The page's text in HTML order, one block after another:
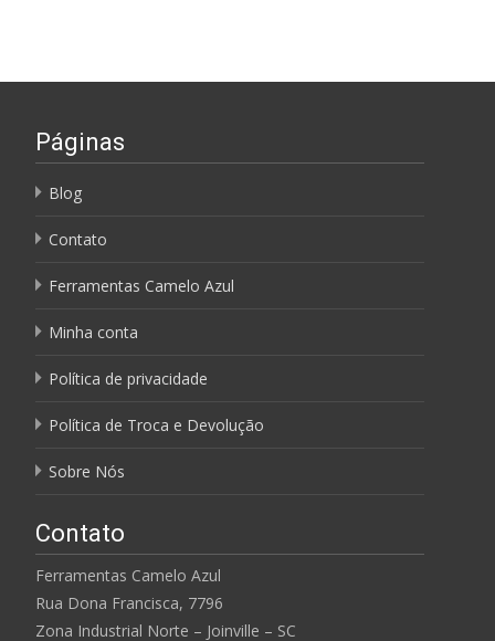
Páginas
Blog
Contato
Ferramentas Camelo Azul
Minha conta
Política de privacidade
Política de Troca e Devolução
Sobre Nós
Contato
Ferramentas Camelo Azul
Rua Dona Francisca, 7796
Zona Industrial Norte – Joinville – SC